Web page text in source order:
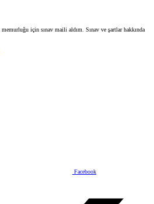
için sınav maili aldım. Sınav ve şartlar hakkında
Facebook